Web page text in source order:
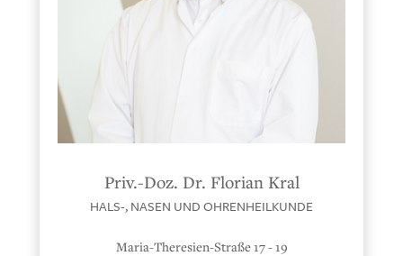
Priv.-Doz. Dr. Florian Kral
HALS-, NASEN UND OHRENHEILKUNDE
Maria-Theresien-Straße 17 - 19